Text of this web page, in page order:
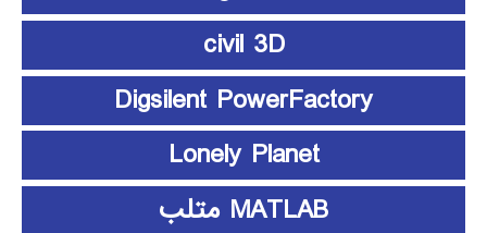
civil 3D
Digsilent PowerFactory
Lonely Planet
MATLAB متلب